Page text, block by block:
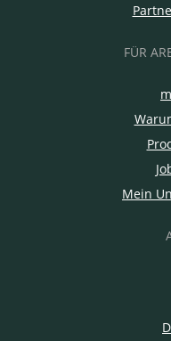
FÜR
Mein